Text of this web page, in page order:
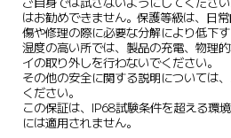
ご自身では試さないようにしてくださ
はお勧めできません。保護等級は、日
傷や修理の際に必要な分解により低下
湿度の高い所では、製品の充電、物理
イの取り外しを行わないでください。
その他の安全に関する説明については
ください。
この保証は、IP68試験条件を超える環
には適用されません。